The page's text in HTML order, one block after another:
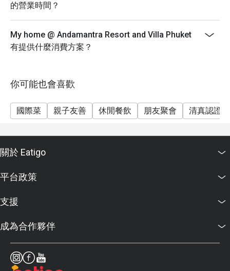
的營業時間？
My home @ Andamantra Resort and Villa Phuket
有提供什麼消費方案？
你可能也會喜歡
國際菜 親子友善 休閒餐飲 朋友聚會 清真認證
關於 Eatigo
平台政策
支援
成為合作夥伴